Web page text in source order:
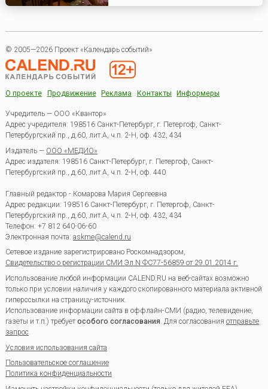
© 2005—2026 Проект «Календарь событий»
О проекте Продвижение Реклама Контакты Информеры
Учредитель — ООО «Квантор»
Адрес учредителя: 198516 Санкт-Петербург, г. Петергоф, Санкт-
Петербургский пр., д.60, лит.А, ч.п. 2-Н, оф. 432, 434
Издатель — ООО «МЕДИО»
Адрес издателя: 198516 Санкт-Петербург, г. Петергоф, Санкт-
Петербургский пр., д.60, лит.А, ч.п. 2-Н, оф. 440
Главный редактор - Комарова Мария Сергеевна
Адрес редакции: 198516 Санкт-Петербург, г. Петергоф, Санкт-
Петербургский пр., д.60, лит.А, ч.п. 2-Н, оф. 432, 434
Телефон: +7 812 640-06-60
Электронная почта: askme@calend.ru
Сетевое издание зарегистрировано Роскомнадзором,
Свидетельство о регистрации СМИ Эл.N ФС77-56859 от 29.01.2014 г.
Использование любой информации CALEND.RU на веб-сайтах возможно
только при условии наличия у каждого скопированного материала активной
гиперссылки на страницу-источник.
Использование информации сайта в оффлайн-СМИ (радио, телевидение,
газеты и т.п.) требуетособого согласования. Для согласования отправьте
запрос.
Условия использования сайта
Пользовательское соглашение
Политика конфиденциальности